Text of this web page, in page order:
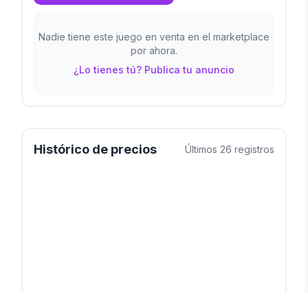
Nadie tiene este juego en venta en el marketplace
por ahora.
¿Lo tienes tú? Publica tu anuncio
Histórico de precios Últimos 26 registros